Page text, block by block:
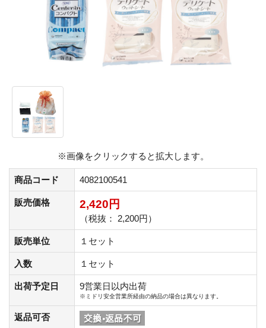
※画像をクリックすると拡大します。
商品コード 4082100541
販売価格 2,420円
（税抜： 2,200円）
販売単位 １セット
入数 １セット
出荷予定日 9営業日以内出荷
※ミドリ安全営業所経由の納品の場合は異なります。
返品可否